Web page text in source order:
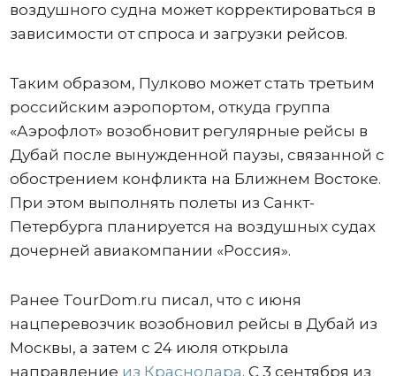
воздушного судна может корректироваться в
зависимости от спроса и загрузки рейсов.
Таким образом, Пулково может стать третьим
российским аэропортом, откуда группа
«Аэрофлот» возобновит регулярные рейсы в
Дубай после вынужденной паузы, связанной с
обострением конфликта на Ближнем Востоке.
При этом выполнять полеты из Санкт-
Петербурга планируется на воздушных судах
дочерней авиакомпании «Россия».
Ранее TourDom.ru писал, что с июня
нацперевозчик возобновил рейсы в Дубай из
Москвы, а затем с 24 июля открыла
направление из Краснодара. С 3 сентября из